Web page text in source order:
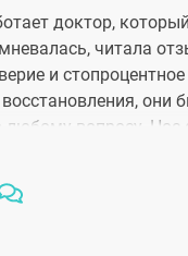
доктор,
читала
и
любому вопросу. Нос